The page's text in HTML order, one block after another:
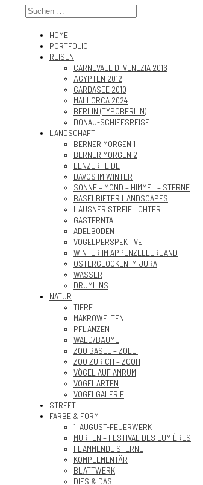
HOME
PORTFOLIO
REISEN
CARNEVALE DI VENEZIA 2016
ÄGYPTEN 2012
GARDASEE 2010
MALLORCA 2024
BERLIN (TYPOBERLIN)
DONAU-SCHIFFSREISE
LANDSCHAFT
BERNER MORGEN 1
BERNER MORGEN 2
LENZERHEIDE
DAVOS IM WINTER
SONNE – MOND – HIMMEL – STERNE
BASELBIETER LANDSCAPES
LAUSNER STREIFLICHTER
GASTERNTAL
ADELBODEN
VOGELPERSPEKTIVE
WINTER IM APPENZELLERLAND
OSTERGLOCKEN IM JURA
WASSER
DRUMLINS
NATUR
TIERE
MAKROWELTEN
PFLANZEN
WALD/BÄUME
ZOO BASEL – ZOLLI
ZOO ZÜRICH – ZOOH
VÖGEL AUF AMRUM
VOGELARTEN
VOGELGALERIE
STREET
FARBE & FORM
1. AUGUST-FEUERWERK
MURTEN – FESTIVAL DES LUMIÈRES
FLAMMENDE STERNE
KOMPLEMENTÄR
BLATTWERK
DIES & DAS